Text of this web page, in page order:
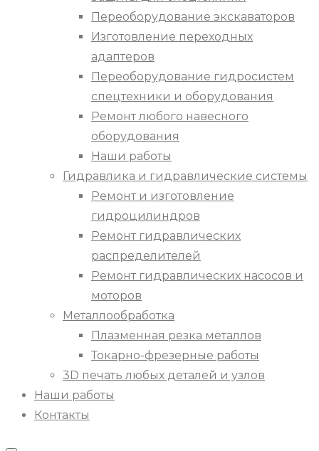
Переоборудование экскаваторов
Изготовление переходных
адаптеров
Переоборудование гидросистем
спецтехники и оборудования
Ремонт любого навесного
оборудования
Наши работы
Гидравлика и гидравлические системы
Ремонт и изготовление
гидроцилиндров
Ремонт гидравлических
распределителей
Ремонт гидравлических насосов и
моторов
Металлообработка
Плазменная резка металлов
Токарно-фрезерные работы
3D печать любых деталей и узлов
Наши работы
Контакты